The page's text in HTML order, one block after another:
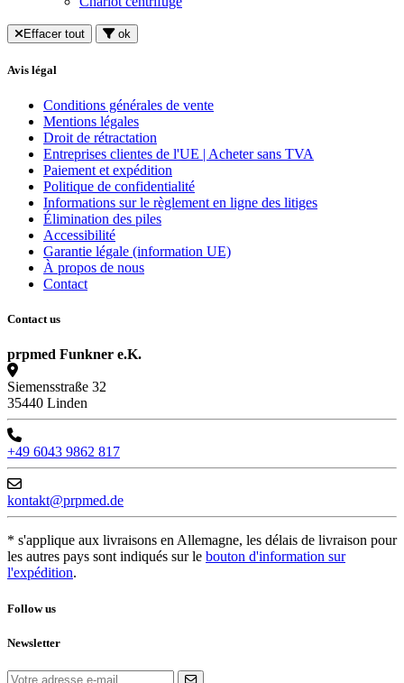
Effacer tout ok
Avis légal
Conditions générales de vente
Mentions légales
Droit de rétractation
Entreprises clientes de l'UE | Acheter sans TVA
Paiement et expédition
Politique de confidentialité
Informations sur le règlement en ligne des litiges
Élimination des piles
Accessibilité
Garantie légale (information UE)
À propos de nous
Contact
Contact us
prpmed Funkner e.K.
Siemensstraße 32
35440 Linden
+49 6043 9862 817
kontakt@prpmed.de
* s'applique aux livraisons en Allemagne, les délais de livraison pour
les autres pays sont indiqués sur le bouton d'information sur
l'expédition.
Follow us
Newsletter